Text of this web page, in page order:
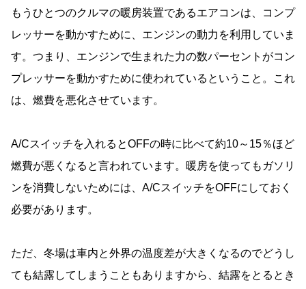
もうひとつのクルマの暖房装置であるエアコンは、コンプ
レッサーを動かすために、エンジンの動力を利用していま
す。つまり、エンジンで生まれた力の数パーセントがコン
プレッサーを動かすために使われているということ。これ
は、燃費を悪化させています。
A/Cスイッチを入れるとOFFの時に比べて約10～15％ほど
燃費が悪くなると言われています。暖房を使ってもガソリ
ンを消費しないためには、A/CスイッチをOFFにしておく
必要があります。
ただ、冬場は車内と外界の温度差が大きくなるのでどうし
ても結露してしまうこともありますから、結露をとるとき